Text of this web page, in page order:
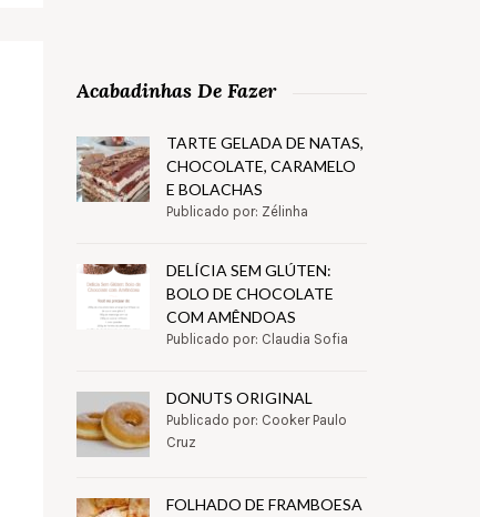
Acabadinhas De Fazer
TARTE GELADA DE NATAS,
CHOCOLATE, CARAMELO
E BOLACHAS
Publicado por: Zélinha
DELÍCIA SEM GLÚTEN:
BOLO DE CHOCOLATE
COM AMÊNDOAS
Publicado por: Claudia Sofia
DONUTS ORIGINAL
Publicado por: Cooker Paulo
Cruz
FOLHADO DE FRAMBOESA